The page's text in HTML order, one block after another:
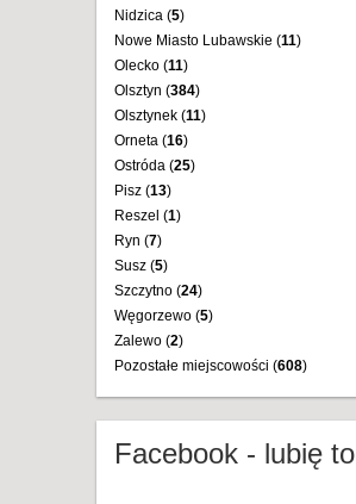
Nidzica (5)
Nowe Miasto Lubawskie (11)
Olecko (11)
Olsztyn (384)
Olsztynek (11)
Orneta (16)
Ostróda (25)
Pisz (13)
Reszel (1)
Ryn (7)
Susz (5)
Szczytno (24)
Węgorzewo (5)
Zalewo (2)
Pozostałe miejscowości (608)
Facebook - lubię to